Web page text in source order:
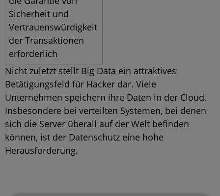
Sicherheit und
Vertrauenswürdigkeit
der Transaktionen
erforderlich
Nicht zuletzt stellt Big Data ein attraktives
Betätigungsfeld für Hacker dar. Viele
Unternehmen speichern ihre Daten in der Cloud.
Insbesondere bei verteilten Systemen, bei denen
sich die Server überall auf der Welt befinden
können, ist der Datenschutz eine hohe
Herausforderung.